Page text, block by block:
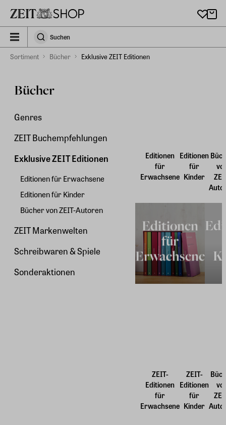
zeit_storefront.components.search.collapsed
SuchenSuchen
Sortiment Bücher Exklusive ZEIT Editionen
Bücher
Genres
ZEIT Buchempfehlungen
Exklusive ZEIT Editionen
Editionen für Erwachsene
Editionen für Kinder
Bücher von ZEIT-Autoren
ZEIT Markenwelten
Schreibwaren & Spiele
Sonderaktionen
Editionen
für
Erwachsene
Editionen
für
Kinder
Editionen
für
Erwachsene
ZEIT-
Editionen
für
Erwachsene
ZEIT-
Editionen
für
Kinder